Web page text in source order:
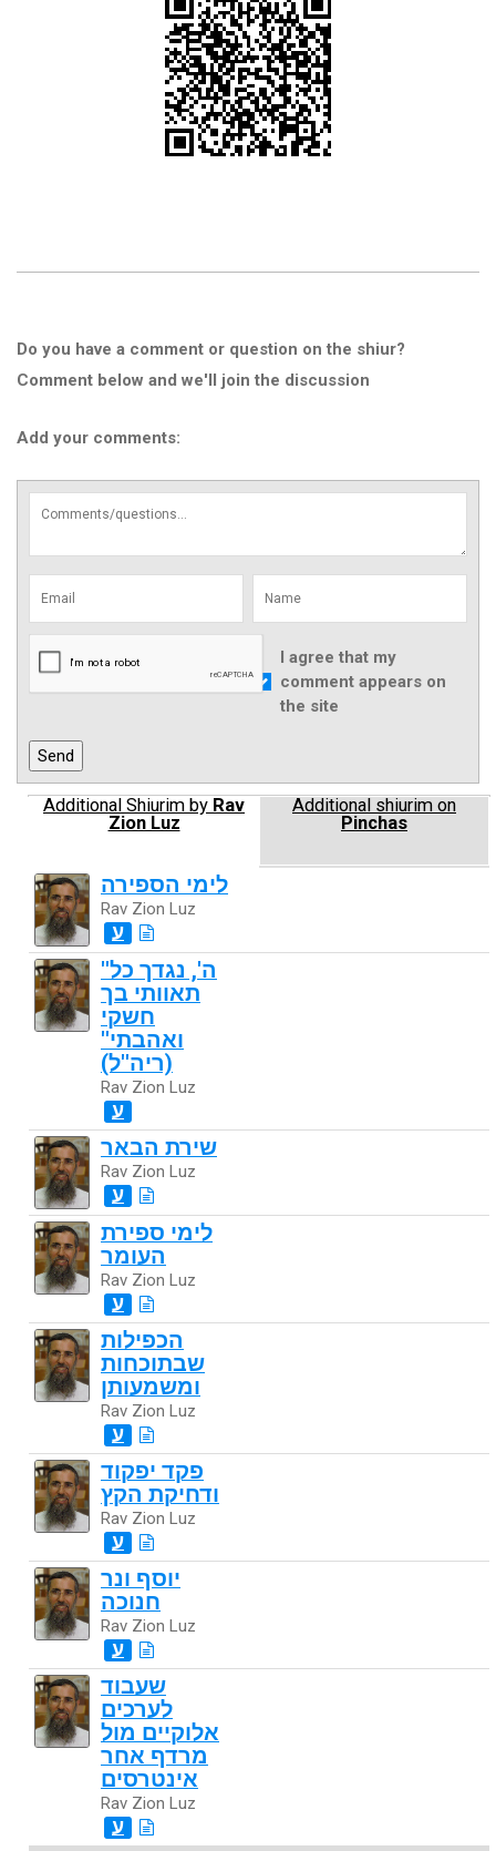
Do you have a comment or question on the shiur?
Comment below and we'll join the discussion
Add your comments:
I agree that my
comment appears on
the site
Additional Shiurim by Rav
Zion Luz
Additional shiurim on
Pinchas
לימי הספירה
Rav Zion Luz
ע
''ה', נגדך כל
תאוותי בך
חשקי
ואהבתי''
(ריה''ל)
Rav Zion Luz
ע
שירת הבאר
Rav Zion Luz
ע
לימי ספירת
העומר
Rav Zion Luz
ע
הכפילות
שבתוכחות
ומשמעותן
Rav Zion Luz
ע
פקד יפקוד
ודחיקת הקץ
Rav Zion Luz
ע
יוסף ונר
חנוכה
Rav Zion Luz
ע
שעבוד
לערכים
אלוקיים מול
מרדף אחר
אינטרסים
Rav Zion Luz
ע